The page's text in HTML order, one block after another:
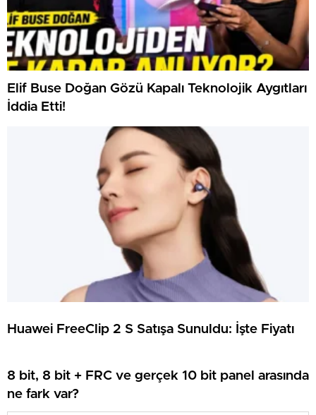
Elif Buse Doğan Gözü Kapalı Teknolojik Aygıtları
İddia Etti!
Huawei FreeClip 2 S Satışa Sunuldu: İşte Fiyatı
8 bit, 8 bit + FRC ve gerçek 10 bit panel arasında
ne fark var?